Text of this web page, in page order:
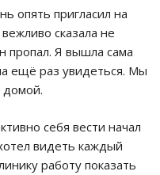
опять пригласил на
сказала не
пропал. Я вышла сама
ещё раз увидеться. Мы
домой.
себя вести начал
видеть каждый
работу показать